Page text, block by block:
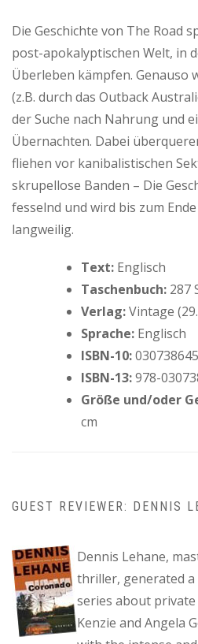
Die Geschichte von The Road
post-apokalyptischen Welt, in
Überleben kämpfen. Genauso
(z.B. durch das Outback
der Suche nach Nahrung und
Übernachten. Dabei
fliehen vor kanibalistischen
skrupellose Banden – Die
fesselnd und wird bis zum
langweilig.
Text: Englisch
Taschenbuch: 287
Verlag:Vintage
Sprache: Englisch
ISBN-10:
ISBN-13:978-
Größe und/oder
cm
GUEST REVIEWER: DENNIS
Dennis Lehane,
thriller, generated
series about
Kenzie and Angela